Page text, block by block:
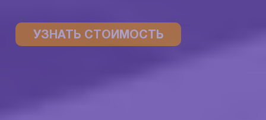
УЗНАТЬ СТОИМОСТЬ